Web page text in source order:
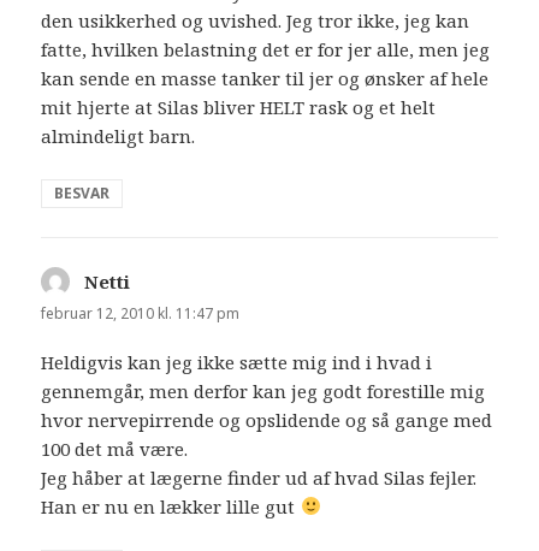
den usikkerhed og uvished. Jeg tror ikke, jeg kan
fatte, hvilken belastning det er for jer alle, men jeg
kan sende en masse tanker til jer og ønsker af hele
mit hjerte at Silas bliver HELT rask og et helt
almindeligt barn.
BESVAR
Netti
februar 12, 2010 kl. 11:47 pm
Heldigvis kan jeg ikke sætte mig ind i hvad i
gennemgår, men derfor kan jeg godt forestille mig
hvor nervepirrende og opslidende og så gange med
100 det må være.
Jeg håber at lægerne finder ud af hvad Silas fejler.
Han er nu en lækker lille gut